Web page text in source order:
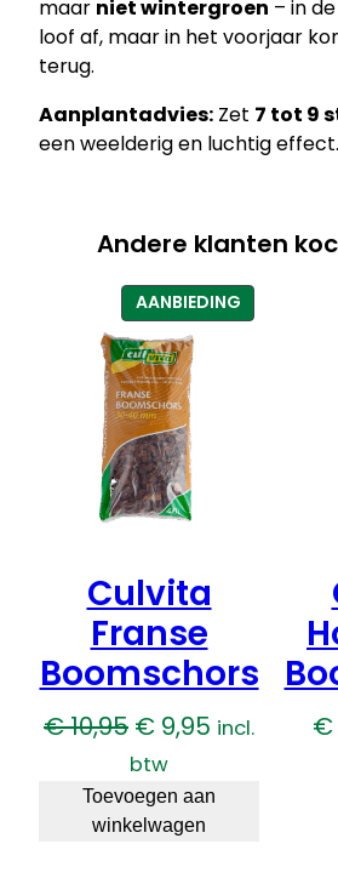
t
t
l
e
B
e
r
s
maar niet wintergroen – in
loof af, maar in het voorjaar
terug.
Aanplantadvies: Zet 7 tot 9
een weelderig en luchtig effect.
Andere klanten
AANBIEDINGPRODUCT
IN
Culvita
Franse
Boomschors
€10,95 Oorspronkelijke
prijs
was:
€ 10,95.
€ 9,95 Huidige
is:
incl.
btw
Toevoegen aan
winkelwagen
€